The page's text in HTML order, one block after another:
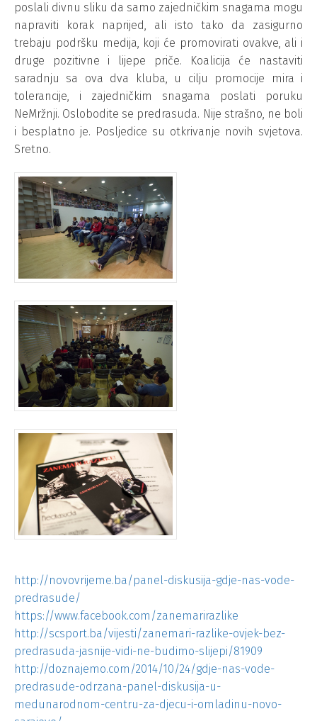
poslali divnu sliku da samo zajedničkim snagama mogu
napraviti korak naprijed, ali isto tako da zasigurno
trebaju podršku medija, koji će promovirati ovakve, ali i
druge pozitivne i lijepe priče. Koalicija će nastaviti
saradnju sa ova dva kluba, u cilju promocije mira i
tolerancije, i zajedničkim snagama poslati poruku
NeMržnji. Oslobodite se predrasuda. Nije strašno, ne boli
i besplatno je. Posljedice su otkrivanje novih svjetova.
Sretno.
http://novovrijeme.ba/panel-diskusija-gdje-nas-vode-
predrasude/
https://www.facebook.com/zanemarirazlike
http://scsport.ba/vijesti/zanemari-razlike-ovjek-bez-
predrasuda-jasnije-vidi-ne-budimo-slijepi/81909
http://doznajemo.com/2014/10/24/gdje-nas-vode-
predrasude-odrzana-panel-diskusija-u-
medunarodnom-centru-za-djecu-i-omladinu-novo-